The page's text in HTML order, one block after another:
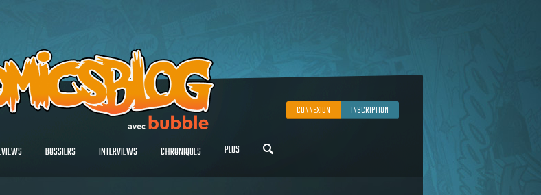
CONNEXION INSCRIPTION
DOSSIERS INTERVIEWS CHRONIQUES PLUS